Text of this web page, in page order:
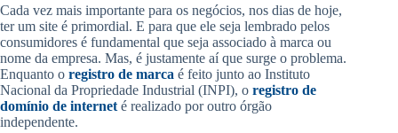
Cada vez mais importante para os negócios, nos dias de hoje,
ter um site é primordial. E para que ele seja lembrado pelos
consumidores é fundamental que seja associado à marca ou
nome da empresa. Mas, é justamente aí que surge o problema.
Enquanto o registro de marca é feito junto ao Instituto
Nacional da Propriedade Industrial (INPI), o registro de
domínio de internet é realizado por outro órgão
independente.